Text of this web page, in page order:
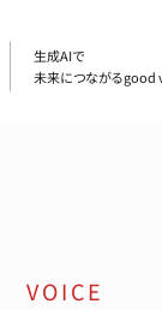
生成AIで
未来につながるgood
VOICE